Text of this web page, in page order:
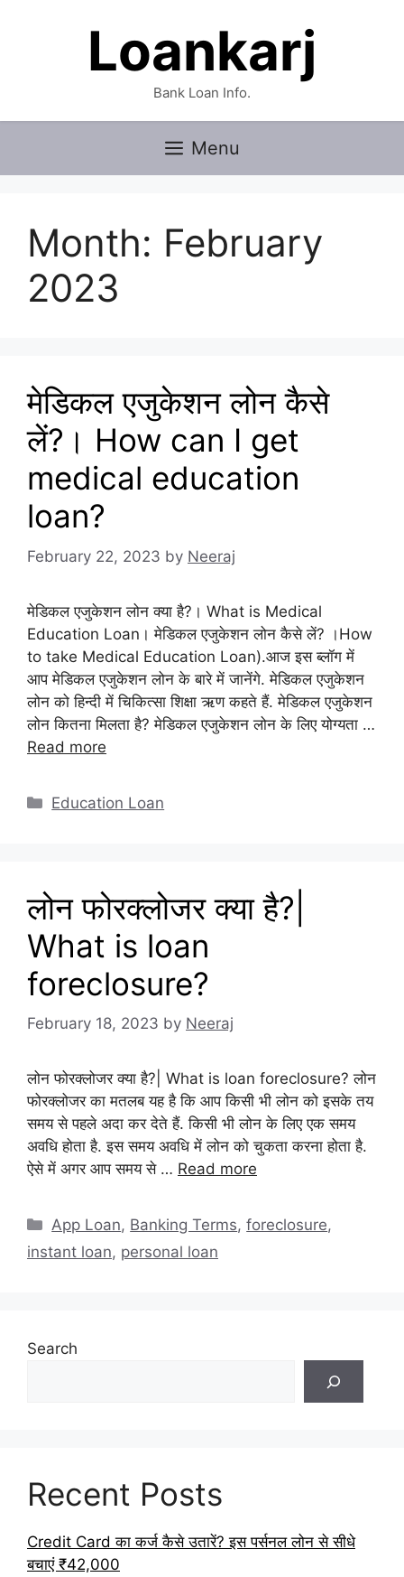
Loankarj
Bank Loan Info.
Menu
Month: February
2023
मेडिकल एजुकेशन लोन कैसे
लें?। How can I get
medical education
loan?
February 22, 2023 by Neeraj
मेडिकल एजुकेशन लोन क्या है?। What is Medical
Education Loan। मेडिकल एजुकेशन लोन कैसे लें? ।How
to take Medical Education Loan).आज इस ब्लॉग में
आप मेडिकल एजुकेशन लोन के बारे में जानेंगे. मेडिकल एजुकेशन
लोन को हिन्दी में चिकित्सा शिक्षा ऋण कहते हैं. मेडिकल एजुकेशन
लोन कितना मिलता है? मेडिकल एजुकेशन लोन के लिए योग्यता …
Read more
Categories
Education Loan
लोन फोरक्लोजर क्या है?|
What is loan
foreclosure?
February 18, 2023 by Neeraj
लोन फोरक्लोजर क्या है?| What is loan foreclosure? लोन
फोरक्लोजर का मतलब यह है कि आप किसी भी लोन को इसके तय
समय से पहले अदा कर देते हैं. किसी भी लोन के लिए एक समय
अवधि होता है. इस समय अवधि में लोन को चुकता करना होता है.
ऐसे में अगर आप समय से … Read more
Categories
App Loan, Banking Terms,foreclosure,
instant loan, personal loan
Search
Recent Posts
Credit Card का कर्ज कैसे उतारें? इस पर्सनल लोन से सीधे
बचाएं ₹42,000